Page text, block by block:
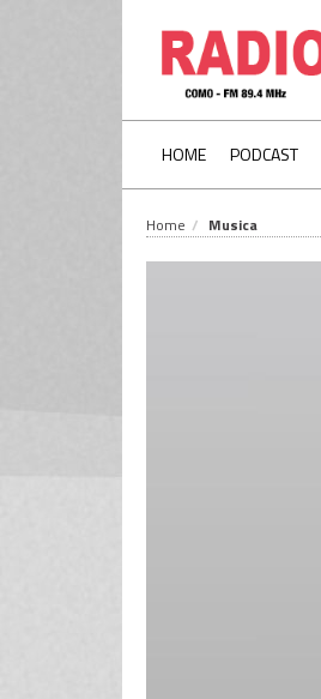
HOME PODCAST
Home Musica